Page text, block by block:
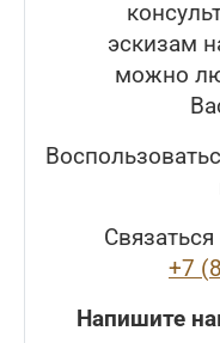
эскизам
можно
+7
Напишите